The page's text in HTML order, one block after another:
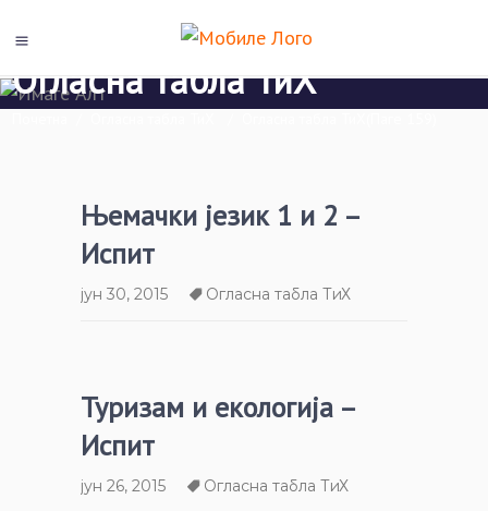
Огласна табла ТиХ
Њемачки језик 1 и 2 –
Испит
јун 30, 2015 Огласна табла ТиХ
Туризам и екологија –
Испит
јун 26, 2015 Огласна табла ТиХ